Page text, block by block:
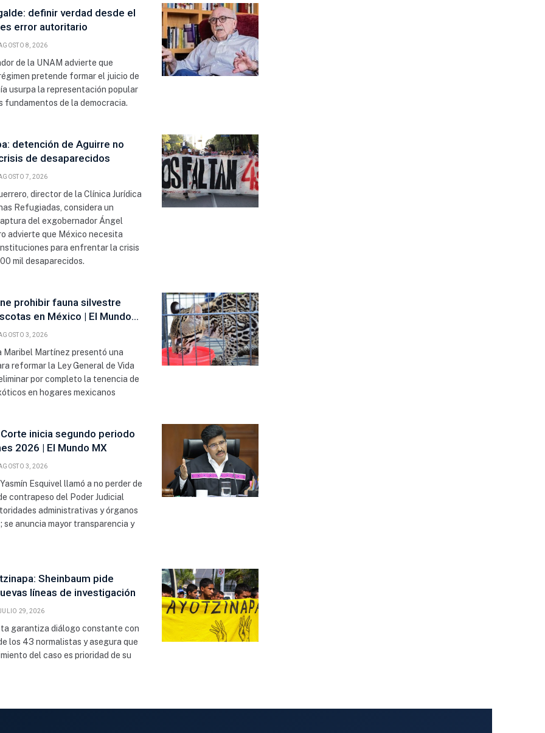
definir verdad desde el
error autoritario
8, 2026
de la UNAM advierte que
pretende formar el juicio de
usurpa la representación popular
fundamentos de la democracia.
detención de Aguirre no
de desaparecidos
7, 2026
director de la Clínica Jurídica
Refugiadas, considera un
del exgobernador Ángel
advierte que México necesita
para enfrentar la crisis
mil desaparecidos.
prohibir fauna silvestre
en México | El Mundo
3, 2026
Maribel Martínez presentó una
reformar la Ley General de Vida
por completo la tenencia de
en hogares mexicanos
inicia segundo periodo
2026 | El Mundo MX
3, 2026
Esquivel llamó a no perder de
contrapeso del Poder Judicial
administrativas y órganos
se anuncia mayor transparencia y
Sheinbaum pide
líneas de investigación
29, 2026
garantiza diálogo constante con
los 43 normalistas y asegura que
del caso es prioridad de su